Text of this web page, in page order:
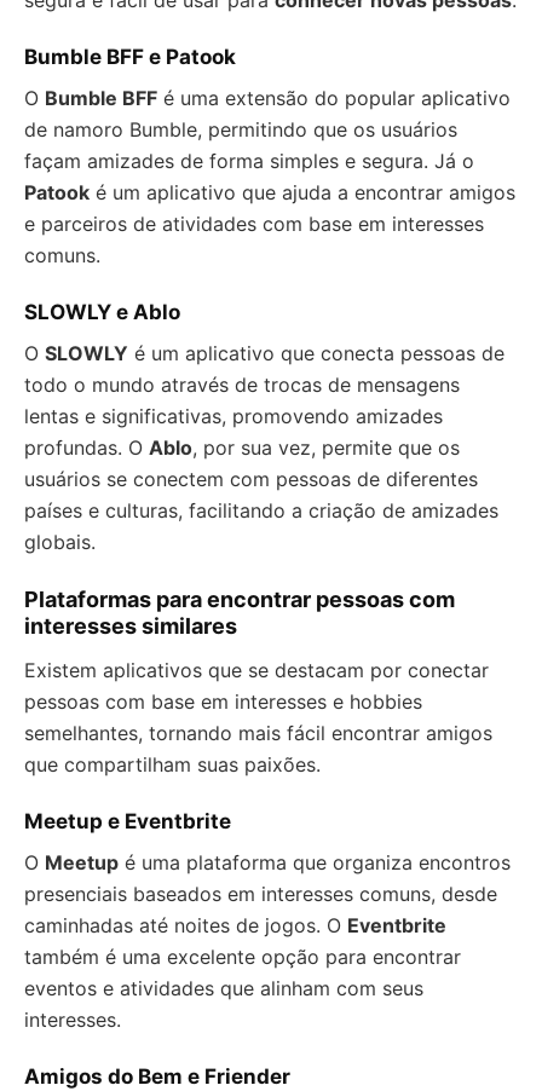
Bumble BFF e Patook
O Bumble BFF é uma extensão do popular aplicativo
de namoro Bumble, permitindo que os usuários
façam amizades de forma simples e segura. Já o
Patook é um aplicativo que ajuda a encontrar amigos
e parceiros de atividades com base em interesses
comuns.
SLOWLY e Ablo
O SLOWLY é um aplicativo que conecta pessoas de
todo o mundo através de trocas de mensagens
lentas e significativas, promovendo amizades
profundas. O Ablo, por sua vez, permite que os
usuários se conectem com pessoas de diferentes
países e culturas, facilitando a criação de amizades
globais.
Plataformas para encontrar pessoas com
interesses similares
Existem aplicativos que se destacam por conectar
pessoas com base em interesses e hobbies
semelhantes, tornando mais fácil encontrar amigos
que compartilham suas paixões.
Meetup e Eventbrite
O Meetup é uma plataforma que organiza encontros
presenciais baseados em interesses comuns, desde
caminhadas até noites de jogos. O Eventbrite
também é uma excelente opção para encontrar
eventos e atividades que alinham com seus
interesses.
Amigos do Bem e Friender